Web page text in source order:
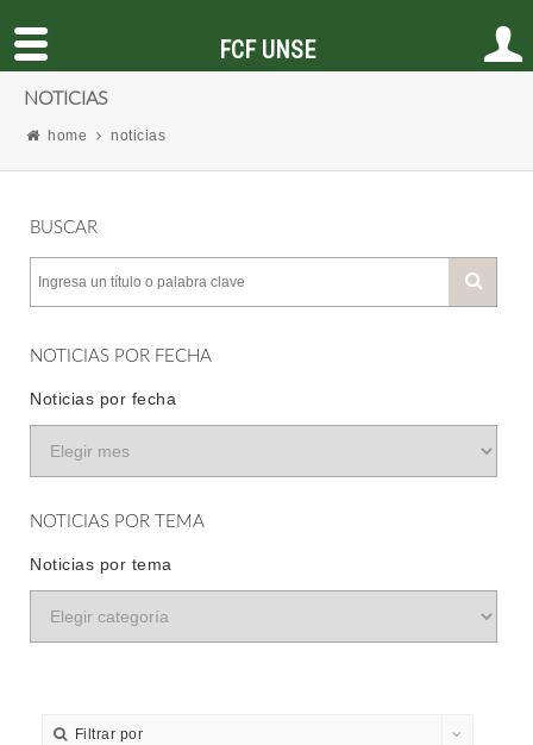
NOTICIAS
home noticias
BUSCAR
NOTICIAS POR FECHA
Noticias por fecha
NOTICIAS POR TEMA
Noticias por tema
Filtrar por
FCF UNSE